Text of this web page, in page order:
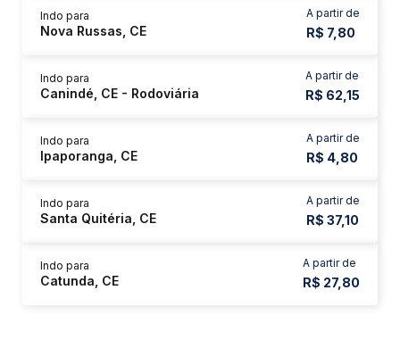
A partir de
R$ 7,80
Indo para
Nova Russas, CE
A partir de
R$ 62,15
Indo para
Canindé, CE - Rodoviária
A partir de
R$ 4,80
Indo para
Ipaporanga, CE
A partir de
R$ 37,10
Indo para
Santa Quitéria, CE
A partir de
R$ 27,80
Indo para
Catunda, CE